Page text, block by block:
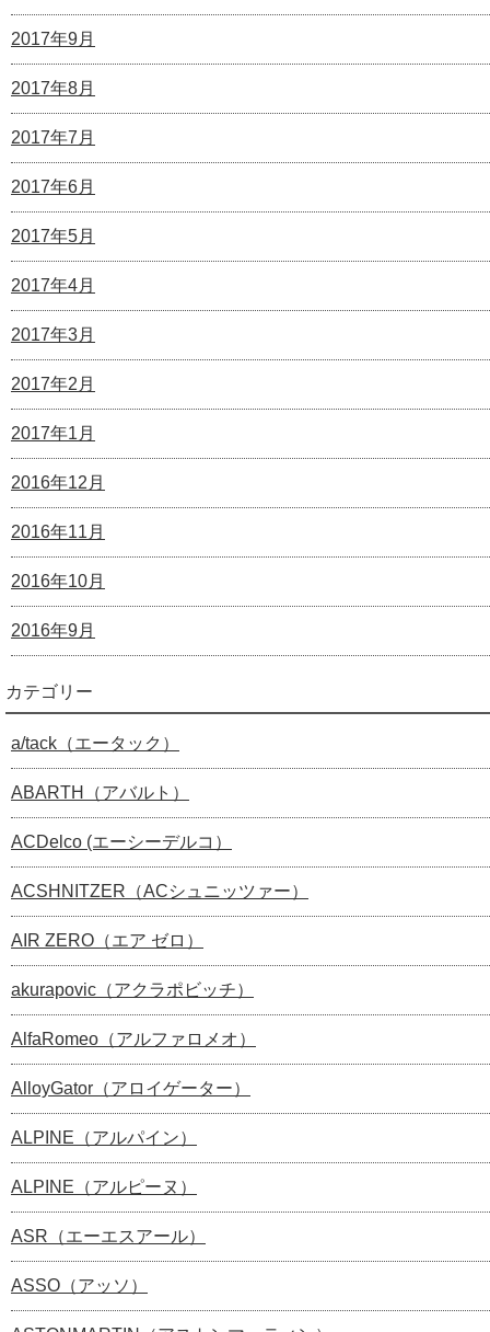
2017年9月
2017年8月
2017年7月
2017年6月
2017年5月
2017年4月
2017年3月
2017年2月
2017年1月
2016年12月
2016年11月
2016年10月
2016年9月
カテゴリー
a/tack（エータック）
ABARTH（アバルト）
ACDelco (エーシーデルコ）
ACSHNITZER（ACシュニッツァー）
AIR ZERO（エア ゼロ）
akurapovic（アクラポビッチ）
AlfaRomeo（アルファロメオ）
AlloyGator（アロイゲーター）
ALPINE（アルパイン）
ALPINE（アルピーヌ）
ASR（エーエスアール）
ASSO（アッソ）